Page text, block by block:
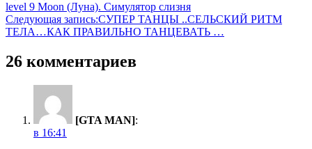
level 9 Moon (Луна). Симулятор слизня
Следующая запись:СУПЕР ТАНЦЫ ..СЕЛЬСКИЙ РИТМ
ТЕЛА…КАК ПРАВИЛЬНО ТАНЦЕВАТЬ …
26 комментариев
[GTA MAN]:
в 16:41